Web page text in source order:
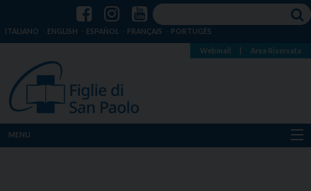
ITALIANO ENGLISH ESPAÑOL FRANÇAIS PORTUGÊS
Webmail Area Riservata
MENU